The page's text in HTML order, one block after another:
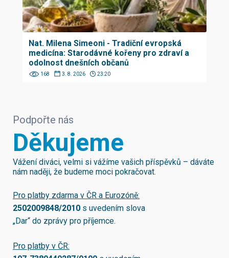
Nat. Milena Simeoni - Tradiční evropská
medicína: Starodávné kořeny pro zdraví a
odolnost dnešních občanů
168 3. 8. 2026 23:20
Podpořte nás
Děkujeme
Vážení diváci, velmi si vážíme vašich příspěvků – dáváte
nám naději, že budeme moci pokračovat.
Pro platby zdarma v ČR a Eurozóně:
2502009848/2010 s uvedením slova
„Dar“ do zprávy pro příjemce.
Pro platby v ČR: